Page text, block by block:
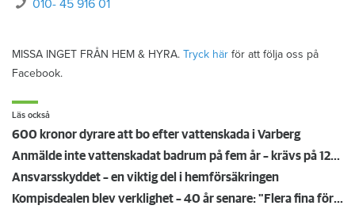
010- 45 916 01
MISSA INGET FRÅN HEM & HYRA. Tryck här för att följa oss på
Facebook.
Läs också
600 kronor dyrare att bo efter vattenskada i Varberg
Anmälde inte vattenskadat badrum på fem år – krävs på 125 000 kronor
Ansvarsskyddet – en viktig del i hemförsäkringen
Kompisdealen blev verklighet – 40 år senare: "Flera fina fördelar med att dela bostad"